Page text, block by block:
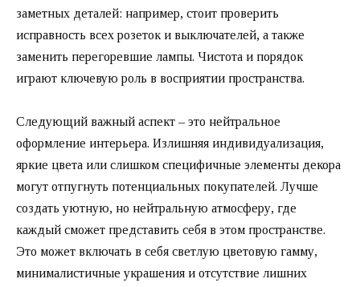
заметных деталей: например, стоит проверить
исправность всех розеток и выключателей, а также
заменить перегоревшие лампы. Чистота и порядок
играют ключевую роль в восприятии пространства.
Следующий важный аспект – это нейтральное
оформление интерьера. Излишняя индивидуализация,
яркие цвета или слишком специфичные элементы декора
могут отпугнуть потенциальных покупателей. Лучше
создать уютную, но нейтральную атмосферу, где
каждый сможет представить себя в этом пространстве.
Это может включать в себя светлую цветовую гамму,
минималистичные украшения и отсутствие лишних